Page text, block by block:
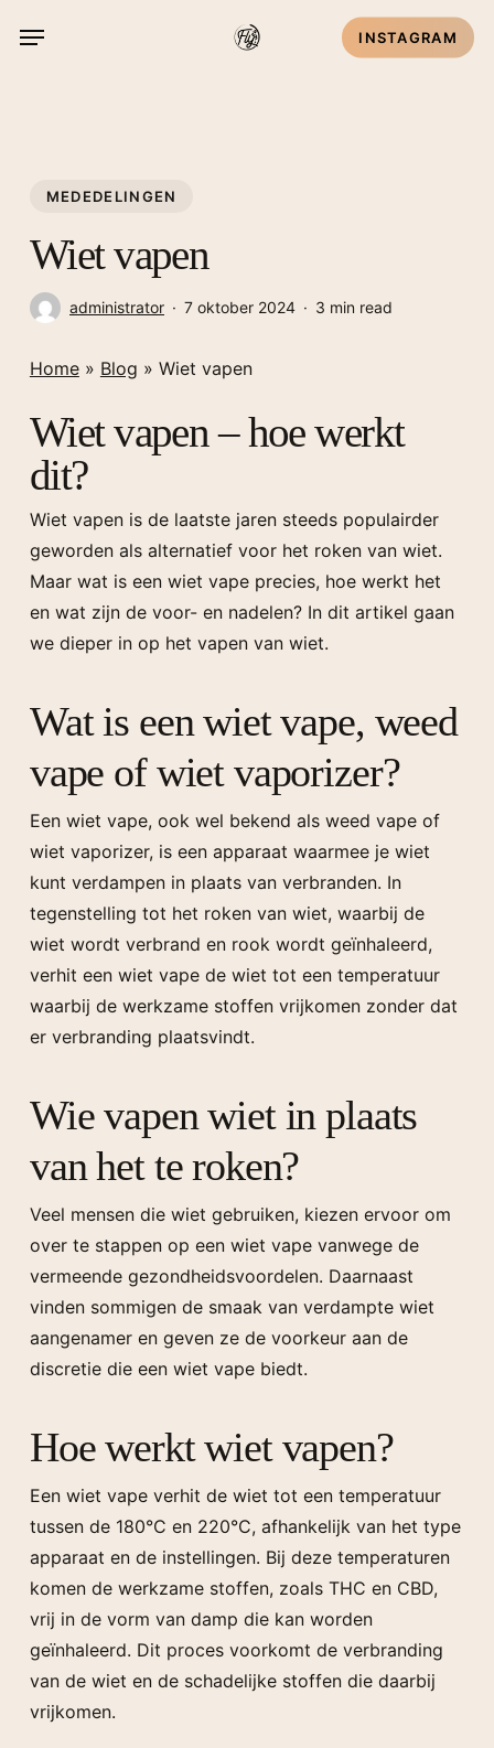
INSTAGRAM
Menu
MEDEDELINGEN
Wiet vapen
administrator 7 oktober 2024 3 min read
Home» Blog » Wiet vapen
Wiet vapen – hoe werkt
dit?
Wiet vapen is de laatste jaren steeds populairder
geworden als alternatief voor het roken van wiet.
Maar wat is een wiet vape precies, hoe werkt het
en wat zijn de voor- en nadelen? In dit artikel gaan
we dieper in op het vapen van wiet.
Wat is een wiet vape, weed
vape of wiet vaporizer?
Een wiet vape, ook wel bekend als weed vape of
wiet vaporizer, is een apparaat waarmee je wiet
kunt verdampen in plaats van verbranden. In
tegenstelling tot het roken van wiet, waarbij de
wiet wordt verbrand en rook wordt geïnhaleerd,
verhit een wiet vape de wiet tot een temperatuur
waarbij de werkzame stoffen vrijkomen zonder dat
er verbranding plaatsvindt.
Wie vapen wiet in plaats
van het te roken?
Veel mensen die wiet gebruiken, kiezen ervoor om
over te stappen op een wiet vape vanwege de
vermeende gezondheidsvoordelen. Daarnaast
vinden sommigen de smaak van verdampte wiet
aangenamer en geven ze de voorkeur aan de
discretie die een wiet vape biedt.
Hoe werkt wiet vapen?
Een wiet vape verhit de wiet tot een temperatuur
tussen de 180°C en 220°C, afhankelijk van het type
apparaat en de instellingen. Bij deze temperaturen
komen de werkzame stoffen, zoals THC en CBD,
vrij in de vorm van damp die kan worden
geïnhaleerd. Dit proces voorkomt de verbranding
van de wiet en de schadelijke stoffen die daarbij
vrijkomen.